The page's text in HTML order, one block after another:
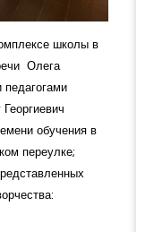
школы в
Олега
обучения в
переулке;